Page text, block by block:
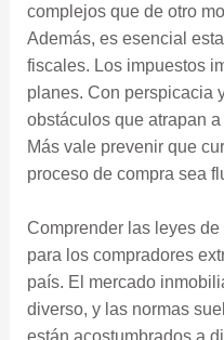
complejos que de otro
Además, es esencial
fiscales. Los impuestos
planes. Con perspicacia
obstáculos que atrapan
Más vale prevenir que
proceso de compra sea
Comprender las leyes
para los compradores
país. El mercado
diverso, y las normas